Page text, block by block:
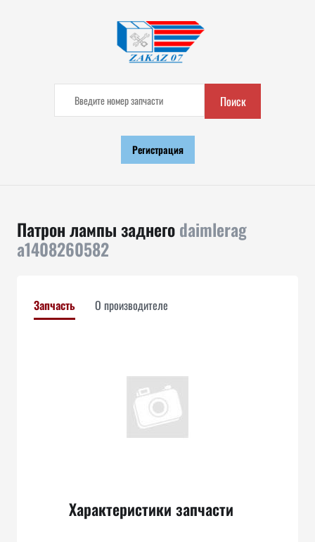
Поиск
Регистрация
Патрон лампы заднегоdaimlerag
a1408260582
Запчасть О производителе
Характеристики запчасти